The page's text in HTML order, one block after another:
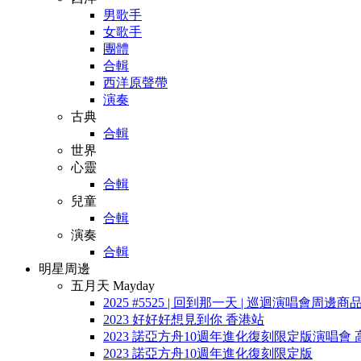
男歌手
女歌手
團體
合輯
西洋原聲帶
演奏
古典
合輯
世界
心靈
合輯
兒童
合輯
演奏
合輯
明星周邊
五月天 Mayday
2025 #5525 | 回到那一天 | 巡迴演唱會周邊商品
2023 好好好想見到你 香港站
2023 諾亞方舟10週年進化復刻限定版演唱會
2023 諾亞方舟10週年進化復刻限定版